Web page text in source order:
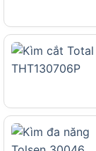
Đặc điểm
Sau đây,
đặc điểm gì
nào hấp dẫn